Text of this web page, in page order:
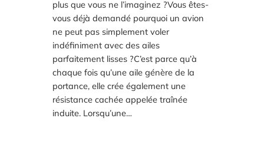
plus que vous ne l’imaginez ?Vous êtes-
vous déjà demandé pourquoi un avion
ne peut pas simplement voler
indéfiniment avec des ailes
parfaitement lisses ?C’est parce qu’à
chaque fois qu’une aile génère de la
portance, elle crée également une
résistance cachée appelée traînée
induite. Lorsqu’une…